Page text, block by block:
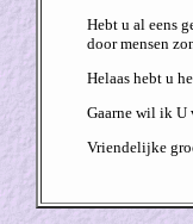
Hebt u al eens
door mensen
Helaas hebt u
Gaarne wil ik U
Vriendelijke